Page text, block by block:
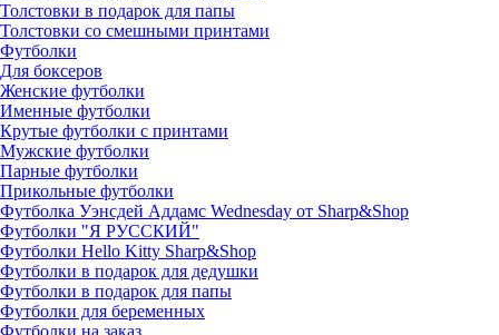
Толстовки в подарок для папы
Толстовки со смешными принтами
Футболки
Для боксеров
Женские футболки
Именные футболки
Крутые футболки с принтами
Мужские футболки
Парные футболки
Прикольные футболки
Футболка Уэнсдей Аддамс Wednesday от Sharp&Shop
Футболки "Я РУССКИЙ"
Футболки Hello Kitty Sharp&Shop
Футболки в подарок для дедушки
Футболки в подарок для папы
Футболки для беременных
Футболки на заказ